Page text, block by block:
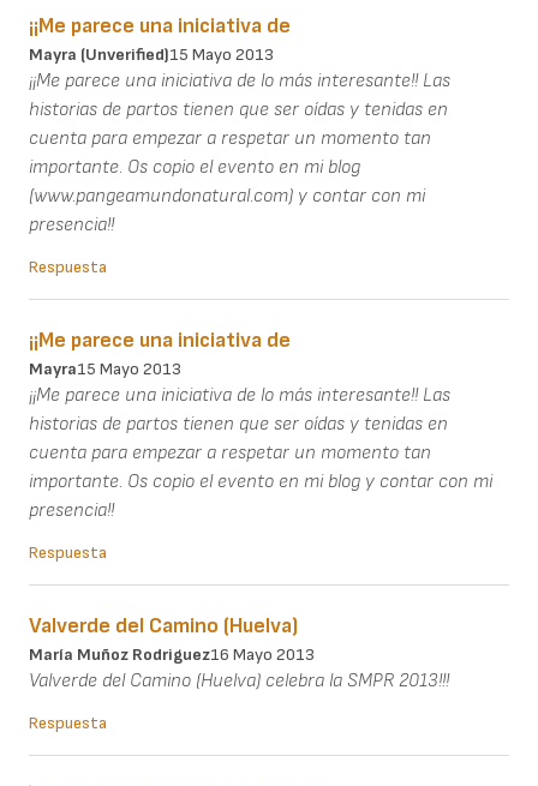
¡¡Me parece una iniciativa de
Mayra (unverified)15 Mayo 2013
¡¡Me parece una iniciativa de lo más interesante!! Las
historias de partos tienen que ser oídas y tenidas en
cuenta para empezar a respetar un momento tan
importante. Os copio el evento en mi blog
(www.pangeamundonatural.com) y contar con mi
presencia!!
Respuesta
¡¡Me parece una iniciativa de
Mayra15 Mayo 2013
¡¡Me parece una iniciativa de lo más interesante!! Las
historias de partos tienen que ser oídas y tenidas en
cuenta para empezar a respetar un momento tan
importante. Os copio el evento en mi blog y contar con mi
presencia!!
Respuesta
Valverde del Camino (Huelva)
María Muñoz Rodriguez16 Mayo 2013
Valverde del Camino (Huelva) celebra la SMPR 2013!!!
Respuesta